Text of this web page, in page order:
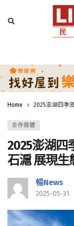
Home 2025澎湖四季
合作媒體
2025澎湖
石滬 展現生
暢News
2025-05-31